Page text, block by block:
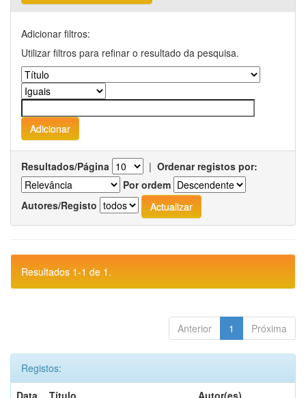
Adicionar filtros:
Utilizar filtros para refinar o resultado da pesquisa.
Resultados/Página | Ordenar registos por:
Por ordem
Autores/Registo
Resultados 1-1 de 1.
Anterior 1 Próxima
Registos:
Data
Título
Autor(es)